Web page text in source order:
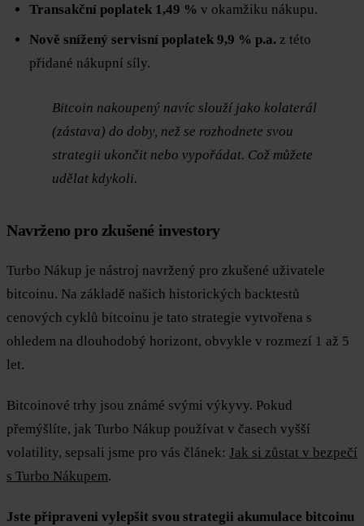
Transakční poplatek 1,49 % v okamžiku nákupu.
Nově snížený servisní poplatek 9,9 % p.a.z této
přidané nákupní síly.
Bitcoin nakoupený navíc slouží jako kolaterál
(zástava) do doby, než se rozhodnete svou
strategii ukončit nebo vypořádat. Což můžete
udělat kdykoli.
Navrženo pro zkušené investory
Turbo Nákup je nástroj navržený pro zkušené uživatele
bitcoinu. Na základě našich historických backtestů
cenových cyklů bitcoinu je tato strategie vytvořena s
ohledem na dlouhodobý horizont, obvykle v rozmezí 1 až 5
let.
Bitcoinové trhy jsou známé svými výkyvy. Pokud
přemýšlíte, jak Turbo Nákup používat v časech vyšší
volatility, sepsali jsme pro vás článek: Jak si zůstat v bezpečí
s Turbo Nákupem.
Jste připraveni vylepšit svou strategii akumulace bitcoinu